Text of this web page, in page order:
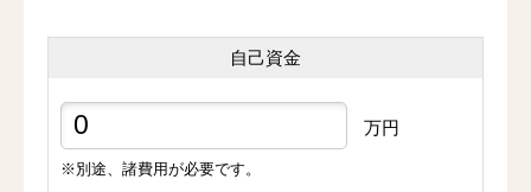
自己資金
万円
※別途、諸費用が必要です。